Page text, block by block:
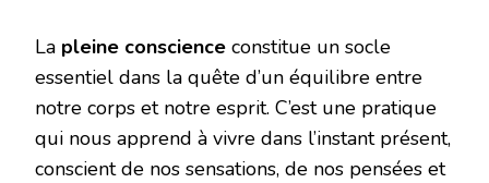
La pleine conscience constitue un socle
essentiel dans la quête d’un équilibre entre
notre corps et notre esprit. C’est une pratique
qui nous apprend à vivre dans l’instant présent,
conscient de nos sensations, de nos pensées et